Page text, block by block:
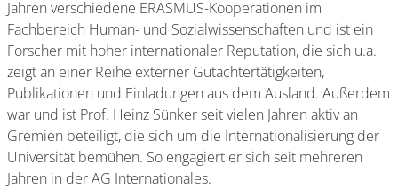
Jahren verschiedene ERASMUS-Kooperationen im
Fachbereich Human- und Sozialwissenschaften und ist ein
Forscher mit hoher internationaler Reputation, die sich u.a.
zeigt an einer Reihe externer Gutachtertätigkeiten,
Publikationen und Einladungen aus dem Ausland. Außerdem
war und ist Prof. Heinz Sünker seit vielen Jahren aktiv an
Gremien beteiligt, die sich um die Internationalisierung der
Universität bemühen. So engagiert er sich seit mehreren
Jahren in der AG Internationales.